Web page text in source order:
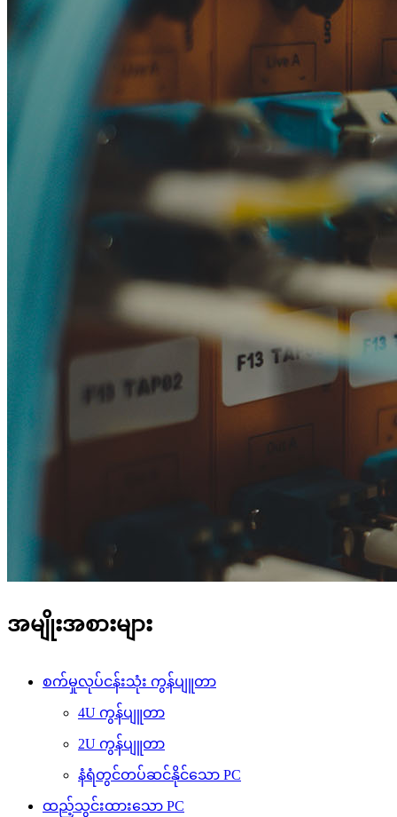
အမျိုးအစားများ
စက်မှုလုပ်ငန်းသုံး ကွန်ပျူတာ
4U ကွန်ပျူတာ
2U ကွန်ပျူတာ
နံရံတွင်တပ်ဆင်နိုင်သော PC
ထည့်သွင်းထားသော PC